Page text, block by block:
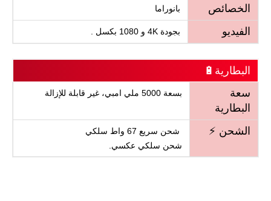
الخصائص بانوراما
الفيديو بجودة 4K و 1080 بكسل .
البطارية🔋
سعة
البطارية
بسعة 5000 ملي امبي، غير قابلة للإزالة
الشحن ⚡
شحن سريع 67 واط سلكي
شحن سلكي عكسي.